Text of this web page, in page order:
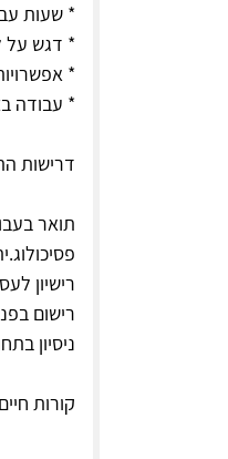
* שעות
* דגש על
*
* עבודה
דרישות
תואר
רישיון
רישום
ניסיון
קורות